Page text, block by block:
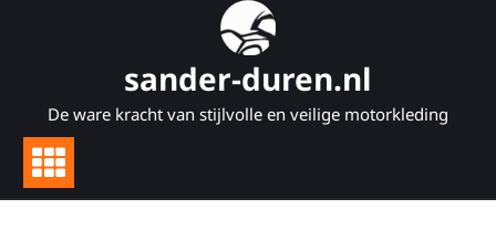
sander-duren.nl
De ware kracht van stijlvolle en veilige motorkleding